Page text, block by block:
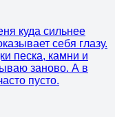
куда сильнее
себя глазу.
песка, камни и
заново. А в
пусто.